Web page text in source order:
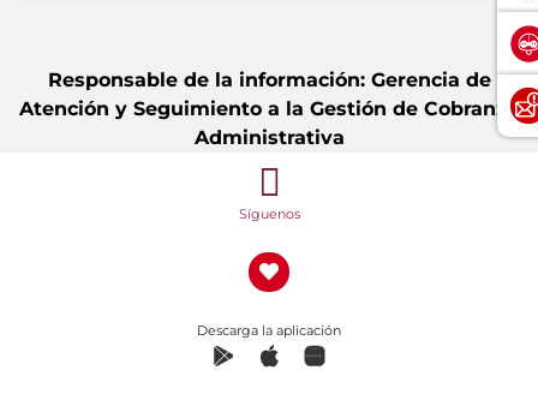
Responsable de la información: Gerencia de
Atención y Seguimiento a la Gestión de Cobranza
Administrativa
Síguenos
Descarga la aplicación